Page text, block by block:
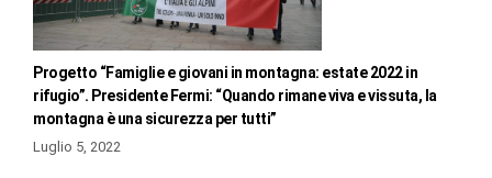
Progetto “Famiglie e giovani in montagna: estate 2022 in
rifugio”. Presidente Fermi: “Quando rimane viva e vissuta, la
montagna è una sicurezza per tutti”
Luglio 5, 2022